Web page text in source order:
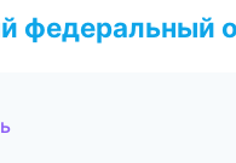
федеральный